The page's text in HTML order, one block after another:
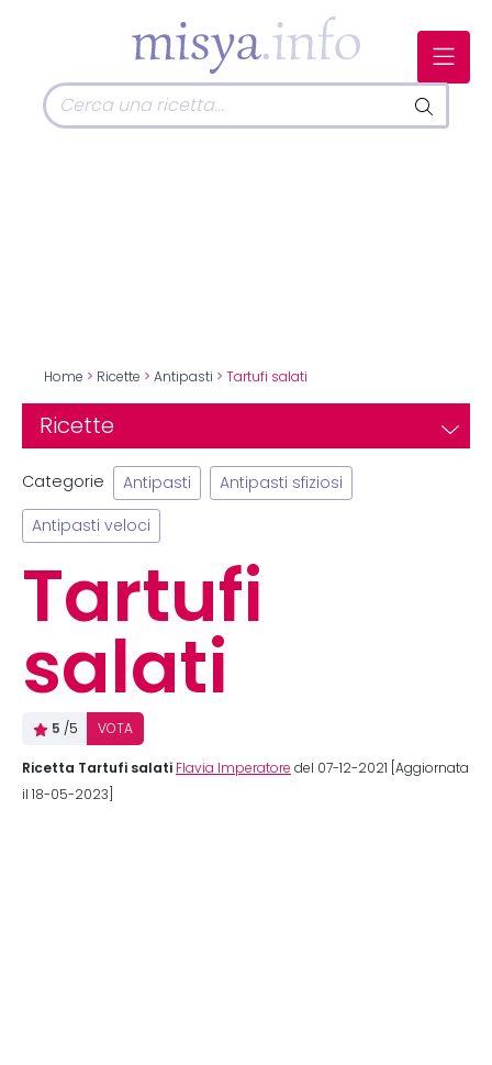
Home > Ricette > Antipasti > Tartufi salati
Ricette
Categorie Antipasti Antipasti sfiziosi
Antipasti veloci
Tartufi
salati
5 /5 VOTA
Ricetta Tartufi salati Flavia Imperatore del 07-12-2021 [Aggiornata
il 18-05-2023]